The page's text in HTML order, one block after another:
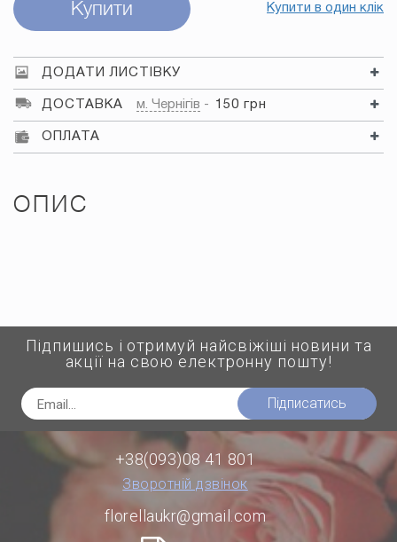
Купити Купити в один клік
ДОДАТИ ЛИСТІВКУ
ДОСТАВКА м. Чернігів 150 грн
ОПЛАТА
ОПИС
Підпишись і отримуй найсвіжіші новини та
акції на свою електронну пошту!
Підписатись
+38(093)08 41 801
Зворотній дзвінок
florellaukr@gmail.com